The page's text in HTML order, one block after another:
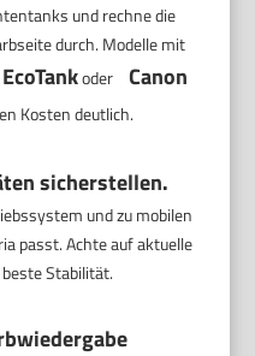
und rechne die
durch. Modelle mit
oder
Canon
Kosten deutlich.
sicherstellen.
und zu mobilen
passt. Achte auf aktuelle
Stabilität.